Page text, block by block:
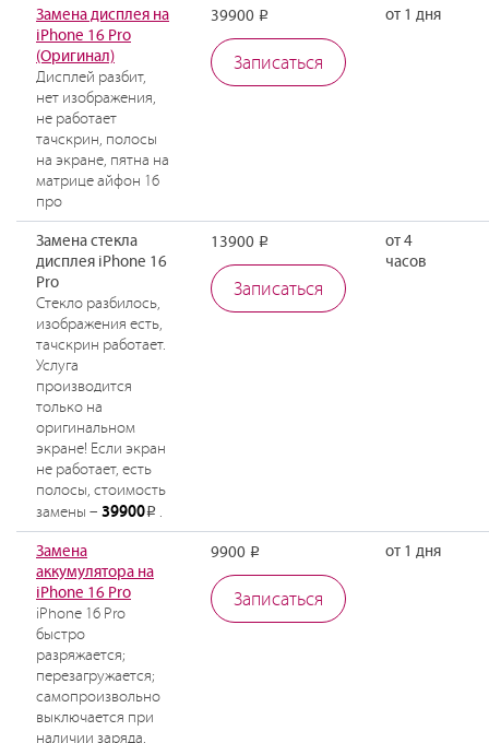
Замена дисплея на
iPhone 16 Pro
(Оригинал)
Дисплей разбит,
нет изображения,
не работает
тачскрин, полосы
на экране, пятна на
матрице айфон 16
про
39900 Р
Записаться
от 1 дня
Замена стекла
дисплея iPhone 16
Pro
Стекло разбилось,
изображения есть,
тачскрин работает.
Услуга
производится
только на
оригинальном
экране! Если экран
не работает, есть
полосы, стоимость
замены – 39900Р .
13900 Р
Записаться
от 4
часов
Замена
аккумулятора на
iPhone 16 Pro
iPhone 16 Pro
быстро
разряжается;
перезагружается;
самопроизвольно
выключается при
наличии заряда.
9900 Р
Записаться
от 1 дня